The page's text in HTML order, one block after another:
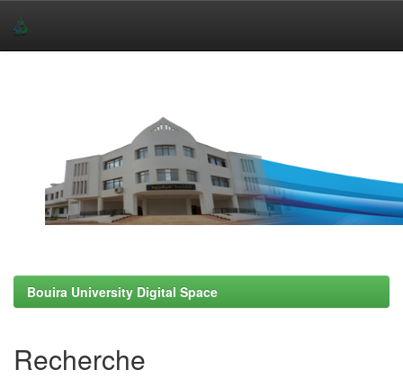
Bouira University Digital Space
Recherche